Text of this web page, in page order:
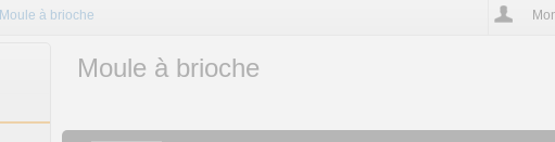
Moule à brioche
Moule à brioche